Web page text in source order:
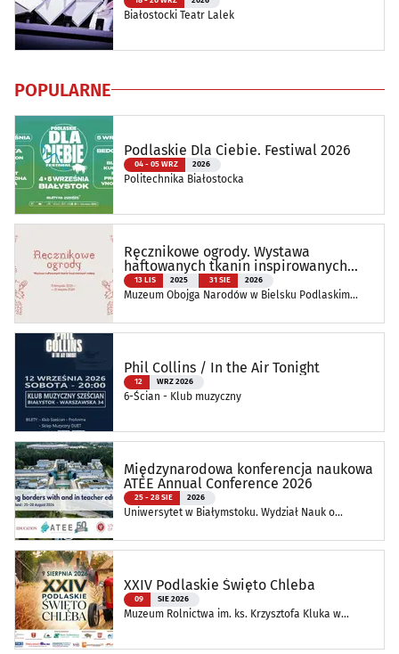
Białostocki Teatr Lalek
POPULARNE
Podlaskie Dla Ciebie. Festiwal 2026
04 - 05 WRZ 2026
Politechnika Białostocka
Ręcznikowe ogrody. Wystawa
haftowanych tkanin inspirowanych
naturą
13 LIS 2025 31 SIE 2026
Muzeum Obojga Narodów w Bielsku Podlaskim
Phil Collins / In the Air Tonight
12 WRZ 2026
6-Ścian - Klub muzyczny
Międzynarodowa konferencja naukowa
ATEE Annual Conference 2026
25 - 28 SIE 2026
Uniwersytet w Białymstoku. Wydział Nauk o
XXIV Podlaskie Święto Chleba
09 SIE 2026
Muzeum Rolnictwa im. ks. Krzysztofa Kluka w